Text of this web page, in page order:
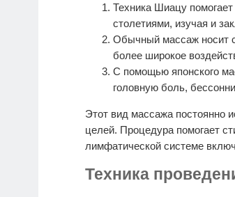
Техника Шиацу
столетиями, изучая и
Обычный массаж носит
более широкое
С помощью японского
головную боль,
Этот вид массажа постоянно
целей. Процедура помогает
лимфатической системе
Техника